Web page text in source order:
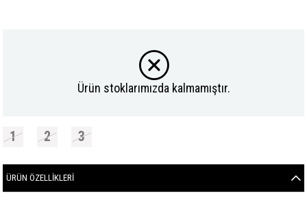
Ürün stoklarımızda kalmamıştır.
1 2 3
ÜRÜN ÖZELLIKLERI